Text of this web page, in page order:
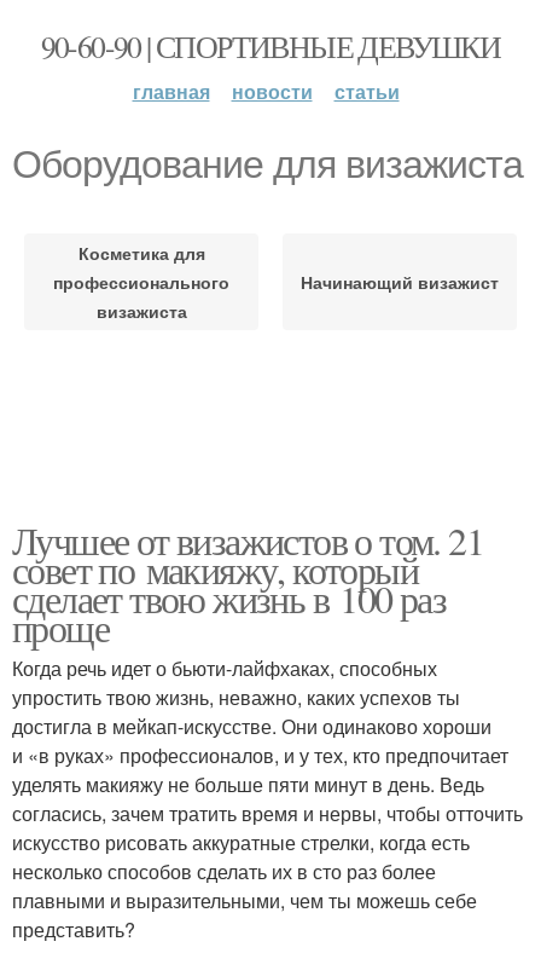
90-60-90 | СПОРТИВНЫЕ ДЕВУШКИ
главная новости статьи
Оборудование для визажиста
Косметика для
профессионального
визажиста
Начинающий визажист
Лучшее от визажистов о том. 21
совет по макияжу, который
сделает твою жизнь в 100 раз
проще
Когда речь идет о бьюти-лайфхаках, способных
упростить твою жизнь, неважно, каких успехов ты
достигла в мейкап-искусстве. Они одинаково хороши
и «в руках» профессионалов, и у тех, кто предпочитает
уделять макияжу не больше пяти минут в день. Ведь
согласись, зачем тратить время и нервы, чтобы отточить
искусство рисовать аккуратные стрелки, когда есть
несколько способов сделать их в сто раз более
плавными и выразительными, чем ты можешь себе
представить?